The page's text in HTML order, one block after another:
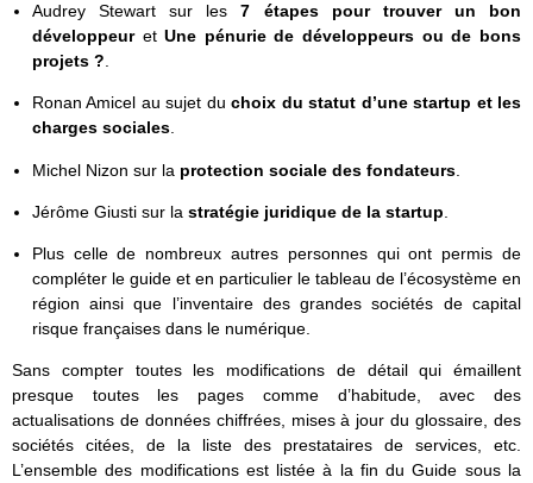
Audrey Stewart sur les7 étapes pour trouver un bon
développeur etUne pénurie de développeurs ou de bons
projets ?.
Ronan Amicel au sujet duchoix du statut d’une startup et les
charges sociales.
Michel Nizon sur la protection sociale des fondateurs.
Jérôme Giusti sur la stratégie juridique de la startup
Plus celle de nombreux autres personnes qui ont permis de
compléter le guide et en particulier le tableau de l’écosystème en
région ainsi que l’inventaire des grandes sociétés de capital
risque françaises dans le numérique.
Sans compter toutes les modifications de détail qui émaillent
presque toutes les pages comme d’habitude, avec des
actualisations de données chiffrées, mises à jour du glossaire, des
sociétés citées, de la liste des prestataires de services, etc.
L’ensemble des modifications est listée à la fin du Guide sous la